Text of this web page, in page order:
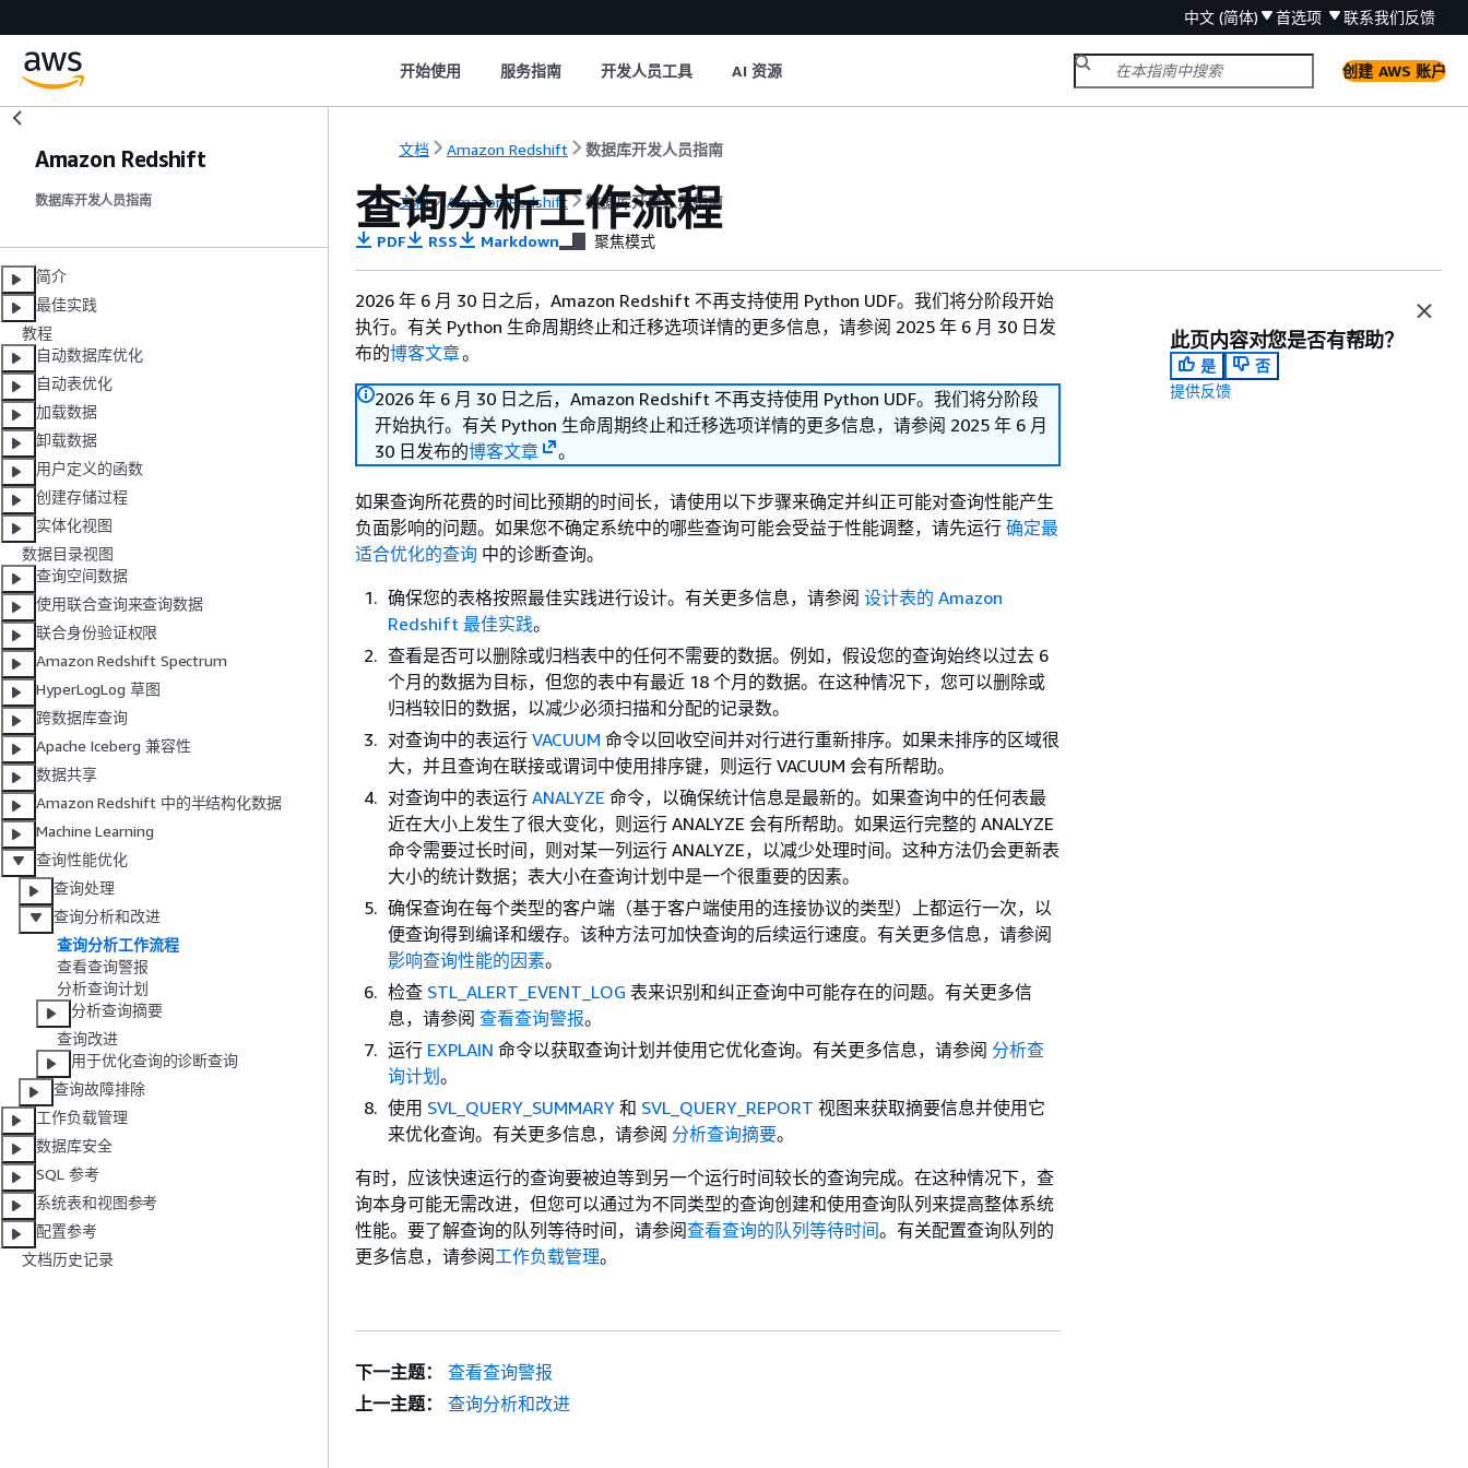
中文 (简体) 首选项 联系我们反馈
开始使用 服务指南 开发人员工具 AI 资源 创建 AWS 账户
Amazon Redshift
数据库开发人员指南
简介
最佳实践
教程
自动数据库优化
自动表优化
加载数据
卸载数据
用户定义的函数
创建存储过程
实体化视图
数据目录视图
查询空间数据
使用联合查询来查询数据
联合身份验证权限
Amazon Redshift Spectrum
HyperLogLog 草图
跨数据库查询
Apache Iceberg 兼容性
数据共享
Amazon Redshift 中的半结构化数据
Machine Learning
查询性能优化
查询处理
查询分析和改进
查询分析工作流程
查看查询警报
分析查询计划
分析查询摘要
查询改进
用于优化查询的诊断查询
查询故障排除
工作负载管理
数据库安全
SQL 参考
系统表和视图参考
配置参考
文档历史记录
文档 Amazon Redshift 数据库开发人员指南
文档 Amazon Redshift 数据库开发人员指南
查询分析工作流程
PDF RSS Markdown 聚焦模式
2026 年 6 月 30 日之后，Amazon Redshift 不再支持使用 Python UDF。我们将分阶段开始
执行。有关 Python 生命周期终止和迁移选项详情的更多信息，请参阅 2025 年 6 月 30 日发
布的博客文章。
2026 年 6 月 30 日之后，Amazon Redshift 不再支持使用 Python UDF。我们将分阶段
开始执行。有关 Python 生命周期终止和迁移选项详情的更多信息，请参阅 2025 年 6 月
30 日发布的博客文章 。
如果查询所花费的时间比预期的时间长，请使用以下步骤来确定并纠正可能对查询性能产生
负面影响的问题。如果您不确定系统中的哪些查询可能会受益于性能调整，请先运行 确定最
适合优化的查询 中的诊断查询。
确保您的表格按照最佳实践进行设计。有关更多信息，请参阅 设计表的 Amazon
Redshift 最佳实践。
查看是否可以删除或归档表中的任何不需要的数据。例如，假设您的查询始终以过去 6
个月的数据为目标，但您的表中有最近 18 个月的数据。在这种情况下，您可以删除或
归档较旧的数据，以减少必须扫描和分配的记录数。
对查询中的表运行 VACUUM 命令以回收空间并对行进行重新排序。如果未排序的区域很
大，并且查询在联接或谓词中使用排序键，则运行 VACUUM 会有所帮助。
对查询中的表运行 ANALYZE 命令，以确保统计信息是最新的。如果查询中的任何表最
近在大小上发生了很大变化，则运行 ANALYZE 会有所帮助。如果运行完整的 ANALYZE
命令需要过长时间，则对某一列运行 ANALYZE，以减少处理时间。这种方法仍会更新表
大小的统计数据；表大小在查询计划中是一个很重要的因素。
确保查询在每个类型的客户端（基于客户端使用的连接协议的类型）上都运行一次，以
便查询得到编译和缓存。该种方法可加快查询的后续运行速度。有关更多信息，请参阅
影响查询性能的因素。
检查 STL_ALERT_EVENT_LOG 表来识别和纠正查询中可能存在的问题。有关更多信
息，请参阅 查看查询警报。
运行 EXPLAIN 命令以获取查询计划并使用它优化查询。有关更多信息，请参阅 分析查
询计划 。
使用 SVL_QUERY_SUMMARY 和 SVL_QUERY_REPORT 视图来获取摘要信息并使用它
来优化查询。有关更多信息，请参阅 分析查询摘要。
有时，应该快速运行的查询要被迫等到另一个运行时间较长的查询完成。在这种情况下，查
询本身可能无需改进，但您可以通过为不同类型的查询创建和使用查询队列来提高整体系统
性能。要了解查询的队列等待时间，请参阅查看查询的队列等待时间。有关配置查询队列的
更多信息，请参阅工作负载管理。
此页内容对您是否有帮助？
是
否
提供反馈
下一主题：
查看查询警报
上一主题：
查询分析和改进